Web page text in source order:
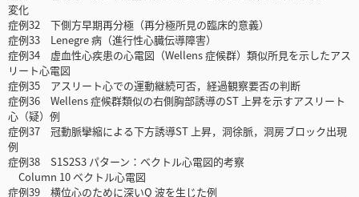
変化
症例32 下側方早期再分極（再分極所見の臨床的意義）
症例33 Lenegre 病（進行性心臓伝導障害）
症例34 虚血性心疾患の心電図（Wellens 症候群）類似所見を示したアス
リート心電図
症例35 アスリート心での運動継続可否，経過観察要否の判断
症例36 Wellens 症候群類似の右側胸部誘導のST 上昇を示すアスリート
心（疑）例
症例37 冠動脈攣縮による下方誘導ST 上昇，洞徐脈，洞房ブロック出現
例
症例38 S1S2S3 パターン：ベクトル心電図的考察
Column 10 ベクトル心電図
症例39 横位心のために深いQ 波を生じた例